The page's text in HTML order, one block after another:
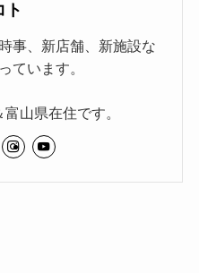
ト
事、新店舗、新施設な
ています。
山県在住です。